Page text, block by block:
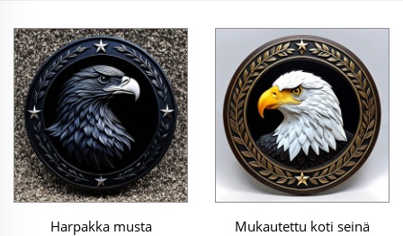
Harpakka musta
Mukautettu koti seinä